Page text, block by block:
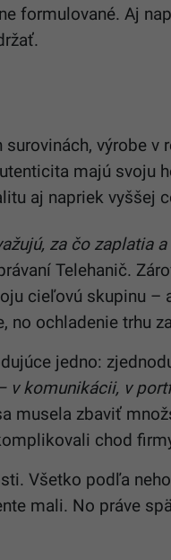
formulované. Aj
výrobe v
majú svoju
aj napriek vyššej
za čo zaplatia
Telehanič.
cieľovú skupinu –
no ochladenie trhu
jedno:
v komunikácii, v
musela zbaviť
chod
Všetko podľa
mali. No práve